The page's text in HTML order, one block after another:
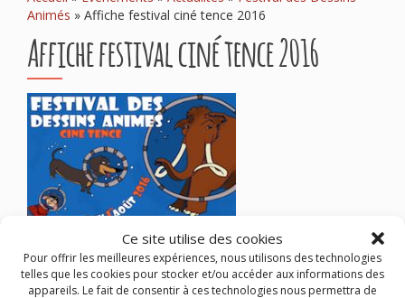
Ce site utilise des cookies
Pour offrir les meilleures expériences, nous utilisons des technologies
telles que les cookies pour stocker et/ou accéder aux informations des
appareils. Le fait de consentir à ces technologies nous permettra de
Animés » Affiche festival ciné tence 2016
Affiche festival ciné tence 2016